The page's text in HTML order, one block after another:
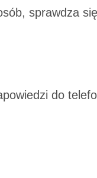
sprawdza
do